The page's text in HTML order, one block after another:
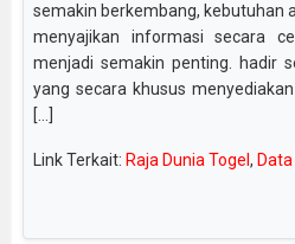
semakin berkembang, kebutuhan
menyajikan informasi secara
menjadi semakin penting. hadir
yang secara khusus
[...]
Link Terkait: Raja Dunia Togel ,